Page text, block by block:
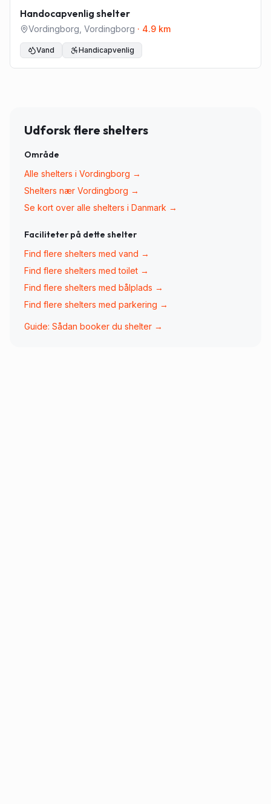
Handocapvenlig shelter
Vordingborg Vordingborg · 4.9 km
Vand Handicapvenlig
Udforsk flere shelters
Område
Alle shelters i Vordingborg →
Shelters nær Vordingborg →
Se kort over alle shelters i Danmark →
Faciliteter på dette shelter
Find flere shelters med vand →
Find flere shelters medtoilet →
Find flere shelters med bålplads →
Find flere shelters med parkering →
Guide: Sådan booker du shelter →